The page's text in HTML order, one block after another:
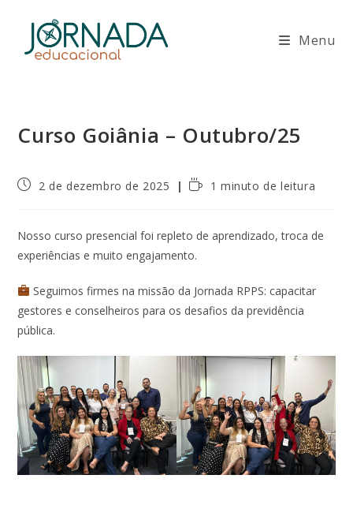
Menu
Curso Goiânia – Outubro/25
Post2 de dezembro de 2025
Tempo1 minuto de leitura
Nosso curso presencial foi repleto de aprendizado, troca de
experiências e muito engajamento.
Seguimos firmes na missão da Jornada RPPS: capacitar
gestores e conselheiros para os desafios da previdência
pública.